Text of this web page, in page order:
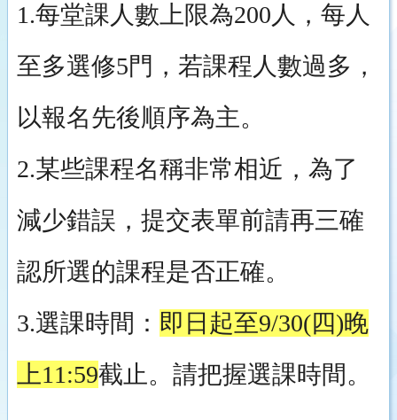
1.每堂課人數上限為200人，每人
至多選修5門，若課程人數過多，
以報名先後順序為主。
2.某些課程名稱非常相近，為了
減少錯誤，提交表單前請再三確
認所選的課程是否正確。
3.選課時間： 即日起至9/30(四)晚
上11:59截止。請把握選課時間。